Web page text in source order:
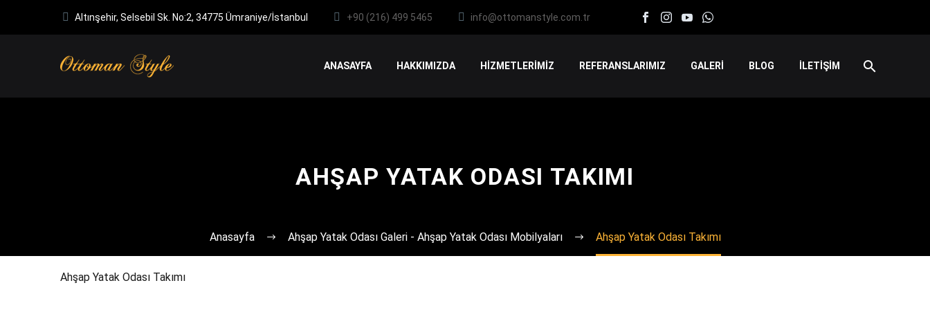
Altınşehir, Selsebil Sk. No:2, 34775 Ümraniye/İstanbul +90 (216) 499 5465 info@ottomanstyle.com.tr
ANASAYFA HAKKIMIZDA HİZMETLERİMİZ REFERANSLARIMIZ GALERİ BLOG İLETİŞİM
AHŞAP YATAK ODASI TAKIMI
Anasayfa Ahşap Yatak Odası Galeri - Ahşap Yatak Odası Mobilyaları Ahşap Yatak Odası Takımı
Ahşap Yatak Odası Takımı